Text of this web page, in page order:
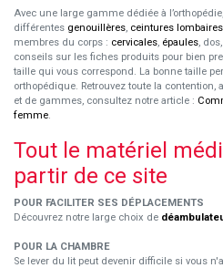
Avec une large gamme dédiée à
différentes genouillères, ceintures lombaires
membres du corps : cervicales, épaules,
conseils sur les fiches produits pour bien
taille qui vous correspond. La bonne taille
orthopédique. Retrouvez toute la
et de gammes, consultez notre article :
femme.
Tout le matériel
partir de ce site
POUR FACILITER SES DÉPLACEMENTS
Découvrez notre large choix de
POUR LA CHAMBRE
Se lever du lit peut devenir difficile si vous